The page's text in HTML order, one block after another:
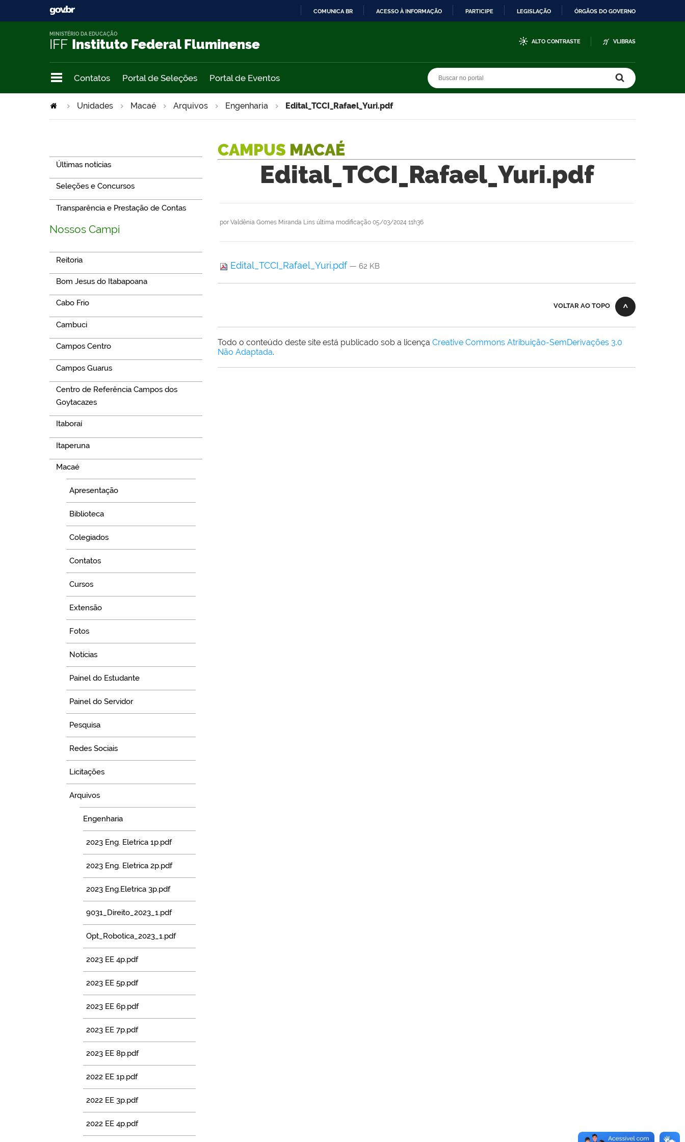
COMUNICA BR ACESSO À INFORMAÇÃO PARTICIPE LEGISLAÇÃO ÓRGÃOS DO GOVERNO
IFF Instituto Federal Fluminense
MINISTÉRIO DA EDUCAÇÃO
ALTO CONTRASTE VLIBRAS
Contatos Portal de Seleções Portal de Eventos
Unidades Macaé Arquivos Engenharia Edital_TCCI_Rafael_Yuri.pdf
Últimas notícias
Seleções e Concursos
Transparência e Prestação de Contas
Nossos Campi
Reitoria
Bom Jesus do Itabapoana
Cabo Frio
Cambuci
Campos Centro
Campos Guarus
Centro de Referência Campos dos
Goytacazes
Itaboraí
Itaperuna
Macaé
Apresentação
Biblioteca
Colegiados
Contatos
Cursos
Extensão
Fotos
Notícias
Painel do Estudante
Painel do Servidor
Pesquisa
Redes Sociais
Licitações
Arquivos
Engenharia
2023 Eng. Eletrica 1p.pdf
2023 Eng. Eletrica 2p.pdf
2023 Eng.Eletrica 3p.pdf
9031_Direito_2023_1.pdf
Opt_Robotica_2023_1.pdf
2023 EE 4p.pdf
2023 EE 5p.pdf
2023 EE 6p.pdf
2023 EE 7p.pdf
2023 EE 8p.pdf
2022 EE 1p.pdf
2022 EE 3p.pdf
2022 EE 4p.pdf
CAMPUS MACAÉ
Edital_TCCI_Rafael_Yuri.pdf
por Valdênia Gomes Miranda Lins última modificação 05/03/2024 11h36
Edital_TCCI_Rafael_Yuri.pdf — 62 KB
VOLTAR AO TOPO
Todo o conteúdo deste site está publicado sob a licença Creative Commons Atribuição-SemDerivações 3.0
Não Adaptada.